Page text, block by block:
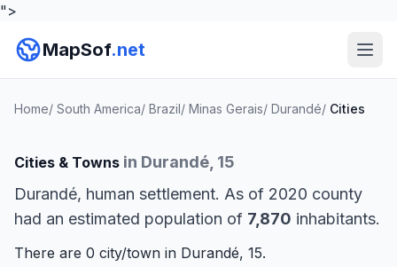
">
MapSof.net
Home/ South America/ Brazil/ Minas Gerais/ Durandé/ Cities
Cities & Towns in Durandé, 15
Durandé, human settlement. As of 2020 county
had an estimated population of 7,870 inhabitants.
There are 0 city/town in Durandé, 15.